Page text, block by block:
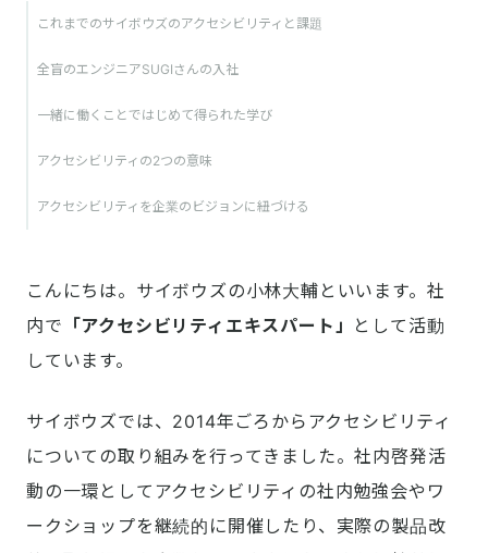
これまでのサイボウズのアクセシビリティと課題
全盲のエンジニアSUGIさんの入社
一緒に働くことではじめて得られた学び
アクセシビリティの2つの意味
アクセシビリティを企業のビジョンに紐づける
こんにちは。サイボウズの小林大輔といいます。社
内で 「アクセシビリティエキスパート」
として活動
しています。
サイボウズでは、2014年ごろからアクセシビリティ
についての取り組みを行ってきました。社内啓発活
動の一環としてアクセシビリティの社内勉強会やワ
ークショップを継続的に開催したり、実際の製品改